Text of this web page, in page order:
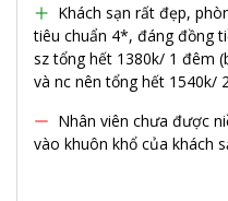
Khách sạn rất đẹp,
tiêu chuẩn 4*, đáng đồng
sz tổng hết 1380k/ 1 đêm
và nc nên tổng hết 1540k/
Nhân viên chưa được
vào khuôn khổ của khách